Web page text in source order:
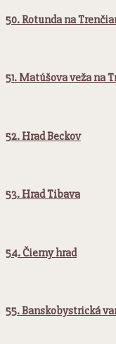
50. Rotunda na
51. Matúšova veža na
52. Hrad Beckov
53. Hrad Tibava
54. Čierny hrad
55. Banskobystrická